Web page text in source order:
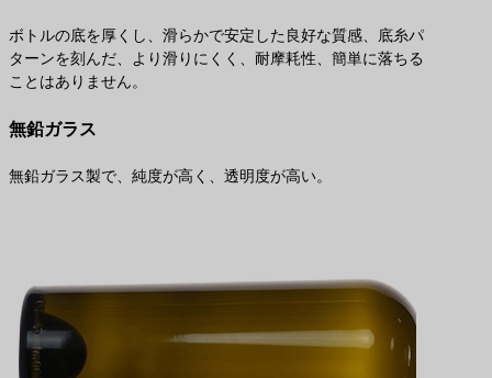
ボトルの底を厚くし、滑らかで安定した良好な質感、底糸パ
ターンを刻んだ、より滑りにくく、耐摩耗性、簡単に落ちる
ことはありません。
無鉛ガラス
無鉛ガラス製で、純度が高く、透明度が高い。